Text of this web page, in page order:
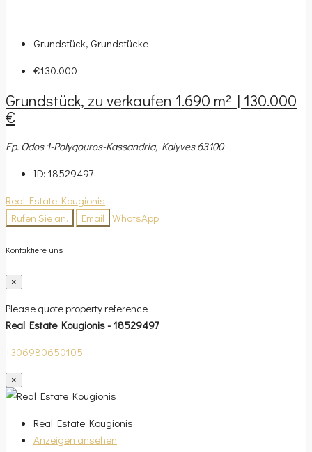
Grundstück, Grundstücke
€130.000
Grundstück, zu verkaufen 1.690 m² | 130.000
€
Ep. Odos 1-Polygouros-Kassandria, Kalyves 63100
ID: 18529497
Real Estate Kougionis
Rufen Sie an.
Email WhatsApp
Kontaktiere uns
×
Please quote property reference
Real Estate Kougionis - 18529497
+306980650105
×
Real Estate Kougionis
Anzeigen ansehen